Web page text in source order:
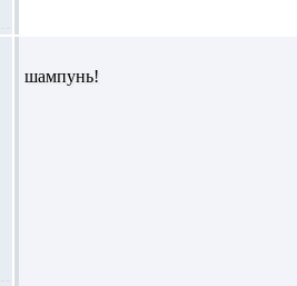
шампунь!